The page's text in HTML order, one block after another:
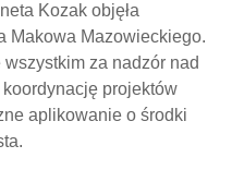
Kozak objęła
Makowa Mazowieckiego.
za nadzór nad
projektów
aplikowanie o środki